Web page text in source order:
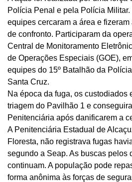
Polícia Penal e pela Polícia
equipes cercaram a área e
de confronto. Participaram da
Central de Monitoramento
de Operações Especiais (GOE),
equipes do 15º Batalhão da
Santa Cruz.
Na época da fuga, os custodiados
triagem do Pavilhão 1 e
Penitenciária após danificarem a
A Penitenciária Estadual de
Floresta, não registrava fugas
segundo a Seap. As buscas pelos
continuam. A população pode
forma anônima às forças de